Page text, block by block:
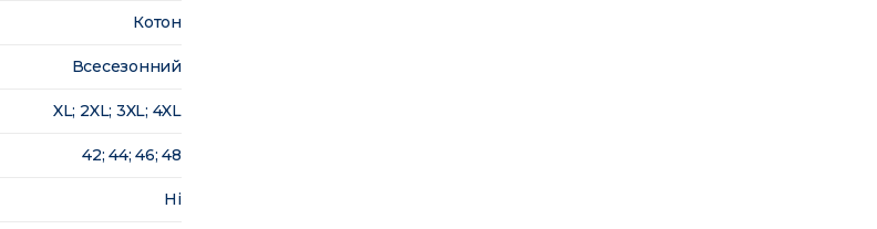
Котон
Всесезонний
XL; 2XL; 3XL; 4XL
42; 44; 46; 48
Ні